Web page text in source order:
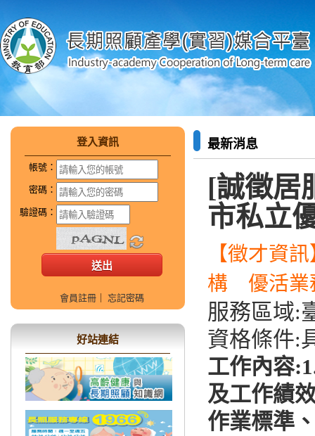
登入資訊
帳號：
密碼：
驗證碼：
會員註冊 忘記密碼
好站連結
最新消息
[誠徵居
市私立
【徵才資
構 優活業
服務區域:
資格條件:
工作內容:
及工作績
作業標準